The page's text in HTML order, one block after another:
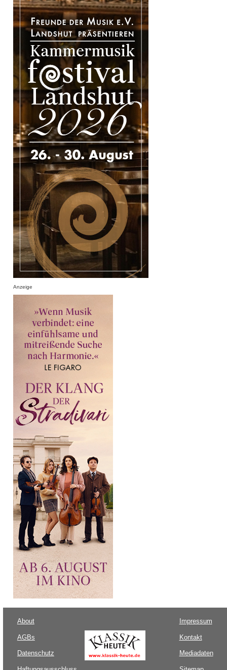
Anzeige
About
AGBs
Datenschutz
Impressum
Kontakt
Mediadaten